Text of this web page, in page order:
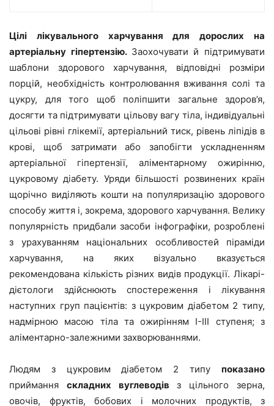
Цілі лікувального харчування для дорослих на
артеріальну гіпертензію. Заохочувати й підтримувати
шаблони здорового харчування, відповідні розміри
порцій, необхідність контролювання вживання солі та
цукру, для того щоб поліпшити загальне здоров’я,
досягти та підтримувати цільову вагу тіла, індивідуальні
цільові рівні глікемії, артеріальний тиск, рівень ліпідів в
крові, щоб затримати або запобігти ускладненням
артеріальної гіпертензії, аліментарному ожирінню,
цукровому діабету. Уряди більшості розвинених країн
щорічно виділяють кошти на популяризацію здорового
способу життя і, зокрема, здорового харчування. Велику
популярність придбали засоби інфографіки, розроблені
з урахуванням національних особливостей піраміди
харчування, на яких візуально вказується
рекомендована кількість різних видів продукції. Лікарі-
дієтологи здійснюють спостереження і лікування
наступних груп пацієнтів: з цукровим діабетом 2 типу,
надмірною масою тіла та ожирінням I-III ступеня; з
аліментарно-залежними захворюваннями.
Людям з цукровим діабетом 2 типу показано
приймання складних вуглеводів з цільного зерна,
овочів, фруктів, бобових і молочних продуктів, з